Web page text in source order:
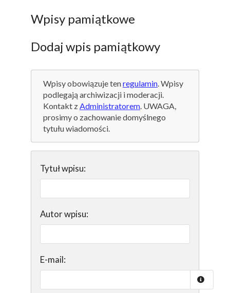
Wpisy pamiątkowe
Dodaj wpis pamiątkowy
Wpisy obowiązuje tenregulamin. Wpisy
podlegają archiwizacji i moderacji.
Kontakt zAdministratorem. UWAGA,
prosimy o zachowanie domyślnego
tytułu wiadomości.
Tytuł wpisu:
Autor wpisu:
E-mail: